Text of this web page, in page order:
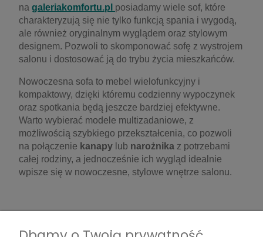
na galeriakomfortu.pl posiadamy wiele sof, które
charakteryzują się nie tylko funkcją spania i wygodą,
ale również oryginalnym wyglądem oraz stylowym
designem. Pozwoli to skomponować sofę z wystrojem
salonu i dostosować ją do trybu życia mieszkańców.
Nowoczesna sofa to mebel wielofunkcyjny i
kompaktowy, dzięki któremu codzienny wypoczynek
oraz spotkania będą jeszcze bardziej efektywne.
Warto wybierać modele multizadaniowe, z
możliwością szybkiego przekształcenia, co pozwoli
na połączenie kanapy lub narożnika z potrzebami
całej rodziny, a jednocześnie ich wygląd idealnie
wpisze się w nowoczesne, stylowe wnętrze salonu.